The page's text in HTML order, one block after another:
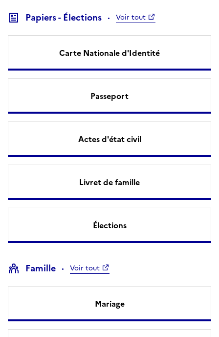
Papiers - Élections Voir tout
Carte Nationale d'Identité
Passeport
Actes d'état civil
Livret de famille
Élections
Famille Voir tout
Mariage